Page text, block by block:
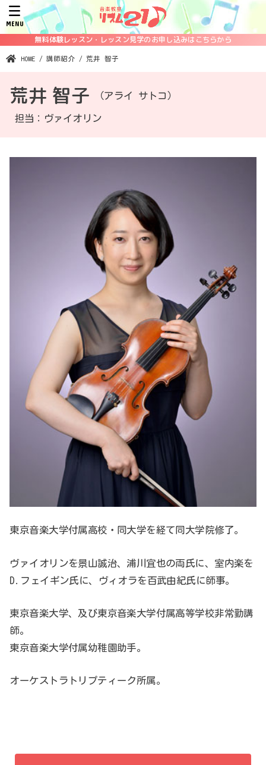
MENU
無料体験レッスン・レッスン見学のお申し込みはこちらから
HOME 講師紹介 荒井 智子
荒井 智子 （アライ サトコ）
担当：ヴァイオリン
東京音楽大学付属高校・同大学を経て同大学院修了。
ヴァイオリンを景山誠治、浦川宜也の両氏に、室内楽を
D.フェイギン氏に、ヴィオラを百武由紀氏に師事。
東京音楽大学、及び東京音楽大学付属高等学校非常勤講
師。
東京音楽大学付属幼稚園助手。
オーケストラトリプティーク所属。